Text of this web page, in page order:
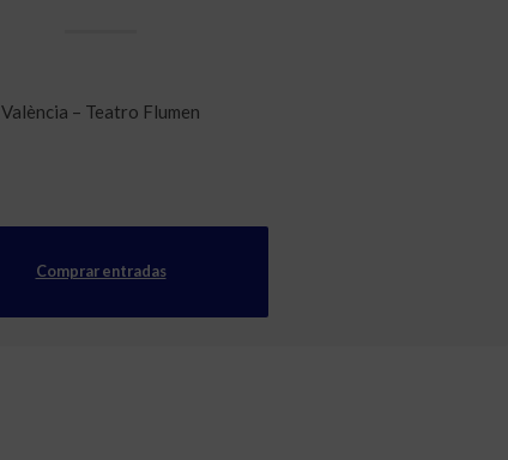
València – Teatro Flumen
Comprar entradas